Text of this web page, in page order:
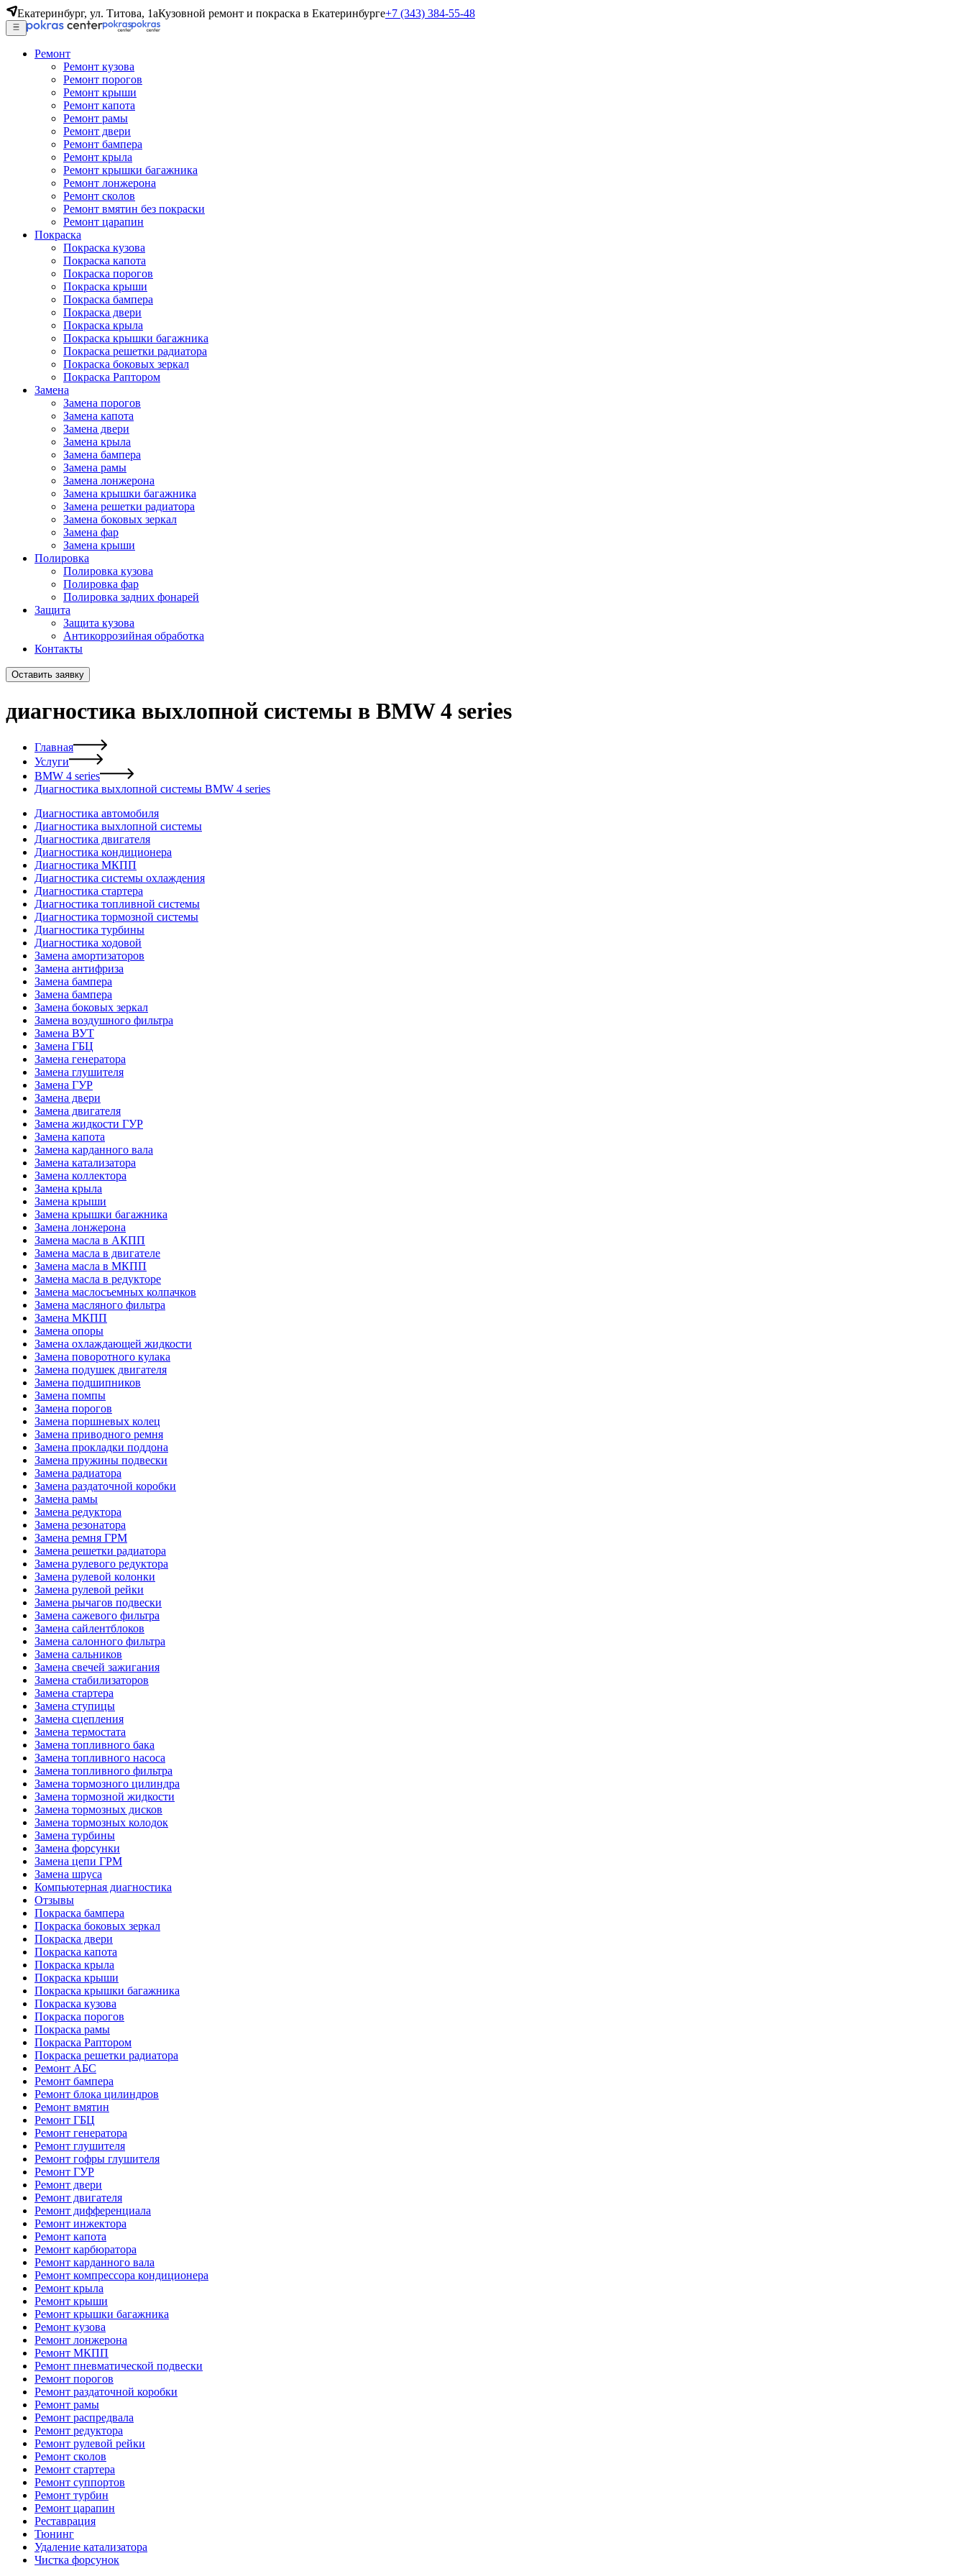
Екатеринбург, ул. Титова, 1аКузовной ремонт и покраска в Екатеринбурге+7 (343) 384-55-48
Ремонт
Ремонт кузова
Ремонт порогов
Ремонт крыши
Ремонт капота
Ремонт рамы
Ремонт двери
Ремонт бампера
Ремонт крыла
Ремонт крышки багажника
Ремонт лонжерона
Ремонт сколов
Ремонт вмятин без покраски
Ремонт царапин
Покраска
Покраска кузова
Покраска капота
Покраска порогов
Покраска крыши
Покраска бампера
Покраска двери
Покраска крыла
Покраска крышки багажника
Покраска решетки радиатора
Покраска боковых зеркал
Покраска Раптором
Замена
Замена порогов
Замена капота
Замена двери
Замена крыла
Замена бампера
Замена рамы
Замена лонжерона
Замена крышки багажника
Замена решетки радиатора
Замена боковых зеркал
Замена фар
Замена крыши
Полировка
Полировка кузова
Полировка фар
Полировка задних фонарей
Защита
Защита кузова
Антикоррозийная обработка
Контакты
Оставить заявку
диагностика выхлопной системы в BMW 4 series
Главная
Услуги
BMW 4 series
Диагностика выхлопной системы BMW 4 series
Диагностика автомобиля
Диагностика выхлопной системы
Диагностика двигателя
Диагностика кондиционера
Диагностика МКПП
Диагностика системы охлаждения
Диагностика стартера
Диагностика топливной системы
Диагностика тормозной системы
Диагностика турбины
Диагностика ходовой
Замена амортизаторов
Замена антифриза
Замена бампера
Замена бампера
Замена боковых зеркал
Замена воздушного фильтра
Замена ВУТ
Замена ГБЦ
Замена генератора
Замена глушителя
Замена ГУР
Замена двери
Замена двигателя
Замена жидкости ГУР
Замена капота
Замена карданного вала
Замена катализатора
Замена коллектора
Замена крыла
Замена крыши
Замена крышки багажника
Замена лонжерона
Замена масла в АКПП
Замена масла в двигателе
Замена масла в МКПП
Замена масла в редукторе
Замена маслосъемных колпачков
Замена масляного фильтра
Замена МКПП
Замена опоры
Замена охлаждающей жидкости
Замена поворотного кулака
Замена подушек двигателя
Замена подшипников
Замена помпы
Замена порогов
Замена поршневых колец
Замена приводного ремня
Замена прокладки поддона
Замена пружины подвески
Замена радиатора
Замена раздаточной коробки
Замена рамы
Замена редуктора
Замена резонатора
Замена ремня ГРМ
Замена решетки радиатора
Замена рулевого редуктора
Замена рулевой колонки
Замена рулевой рейки
Замена рычагов подвески
Замена сажевого фильтра
Замена сайлентблоков
Замена салонного фильтра
Замена сальников
Замена свечей зажигания
Замена стабилизаторов
Замена стартера
Замена ступицы
Замена сцепления
Замена термостата
Замена топливного бака
Замена топливного насоса
Замена топливного фильтра
Замена тормозного цилиндра
Замена тормозной жидкости
Замена тормозных дисков
Замена тормозных колодок
Замена турбины
Замена форсунки
Замена цепи ГРМ
Замена шруса
Компьютерная диагностика
Отзывы
Покраска бампера
Покраска боковых зеркал
Покраска двери
Покраска капота
Покраска крыла
Покраска крыши
Покраска крышки багажника
Покраска кузова
Покраска порогов
Покраска рамы
Покраска Раптором
Покраска решетки радиатора
Ремонт АБС
Ремонт бампера
Ремонт блока цилиндров
Ремонт вмятин
Ремонт ГБЦ
Ремонт генератора
Ремонт глушителя
Ремонт гофры глушителя
Ремонт ГУР
Ремонт двери
Ремонт двигателя
Ремонт дифференциала
Ремонт инжектора
Ремонт капота
Ремонт карбюратора
Ремонт карданного вала
Ремонт компрессора кондиционера
Ремонт крыла
Ремонт крыши
Ремонт крышки багажника
Ремонт кузова
Ремонт лонжерона
Ремонт МКПП
Ремонт пневматической подвески
Ремонт порогов
Ремонт раздаточной коробки
Ремонт рамы
Ремонт распредвала
Ремонт редуктора
Ремонт рулевой рейки
Ремонт сколов
Ремонт стартера
Ремонт суппортов
Ремонт турбин
Ремонт царапин
Реставрация
Тюнинг
Удаление катализатора
Чистка форсунок